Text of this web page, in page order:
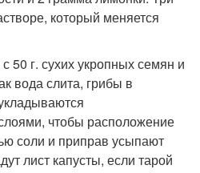
который меняется
50 г. сухих укропных семян и
вода слита, грибы в
чтобы расположение
соли и приправ усыпают
лист капусты, если тарой